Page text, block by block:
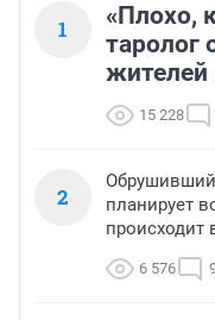
1
«Плохо,
таролог
жителей
15 228
2
планирует
происходит
6 576